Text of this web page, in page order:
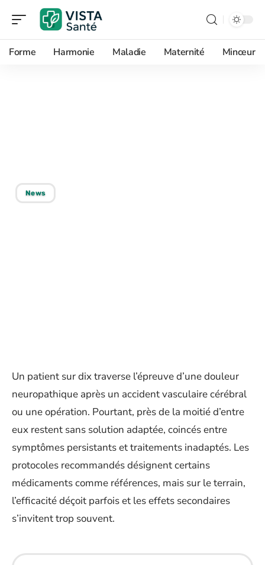
Forme Harmonie Maladie Maternité Minceur
News
Un patient sur dix traverse l’épreuve d’une douleur
neuropathique après un accident vasculaire cérébral
ou une opération. Pourtant, près de la moitié d’entre
eux restent sans solution adaptée, coincés entre
symptômes persistants et traitements inadaptés. Les
protocoles recommandés désignent certains
médicaments comme références, mais sur le terrain,
l’efficacité déçoit parfois et les effets secondaires
s’invitent trop souvent.